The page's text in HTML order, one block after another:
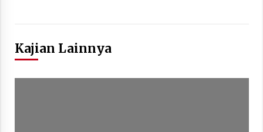
Kajian Lainnya